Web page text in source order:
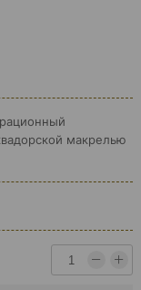
макрелью